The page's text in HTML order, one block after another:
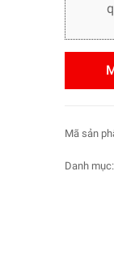
Mã sản
Danh mục: